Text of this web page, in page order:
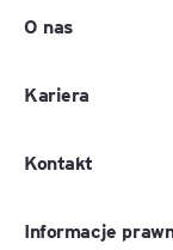
O nas
Kariera
Kontakt
Informacje